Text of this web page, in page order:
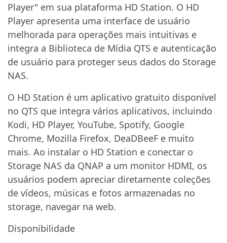
Player" em sua plataforma HD Station. O HD
Player apresenta uma interface de usuário
melhorada para operações mais intuitivas e
integra a Biblioteca de Mídia QTS e autenticação
de usuário para proteger seus dados do Storage
NAS.
O HD Station é um aplicativo gratuito disponível
no QTS que integra vários aplicativos, incluindo
Kodi, HD Player, YouTube, Spotify, Google
Chrome, Mozilla Firefox, DeaDBeeF e muito
mais. Ao instalar o HD Station e conectar o
Storage NAS da QNAP a um monitor HDMI, os
usuários podem apreciar diretamente coleções
de vídeos, músicas e fotos armazenadas no
storage, navegar na web.
Disponibilidade